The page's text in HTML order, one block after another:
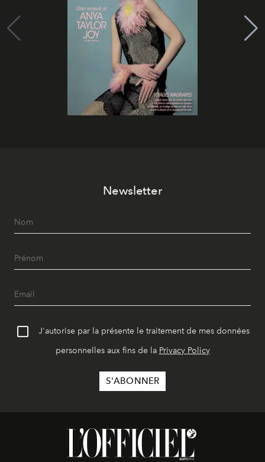
Newsletter
J'autorise par la présente le traitement de mes données
personnelles aux fins de la Privacy Policy